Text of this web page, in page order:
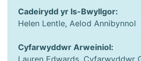
Cadeirydd yr Is-Bwyllgor:
Helen Lentle, Aelod Annibynnol
Cyfarwyddwr Arweiniol:
Lauren Edwards, Cyfarwyddwr